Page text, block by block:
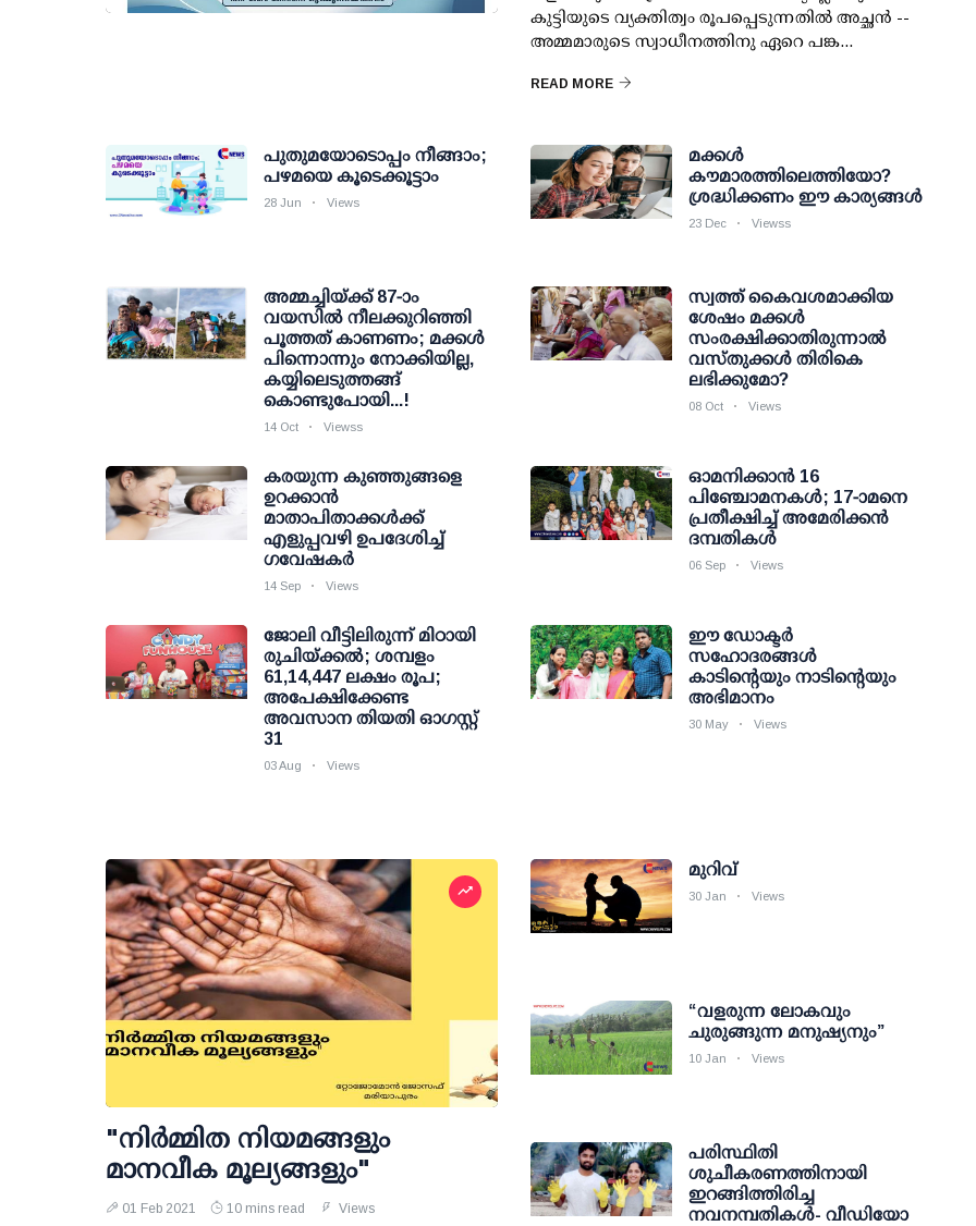
കുട്ടിയുടെ വ്യക്തിത്വം രൂപപ്പെടുന്നതിൽ അച്ഛൻ --
അമ്മമാരുടെ സ്വാധീനത്തിനു ഏറെ പങ്ക...
READ MORE
പുതുമയോടൊപ്പം നീങ്ങാം;
പഴമയെ കൂടെക്കൂട്ടാം
28 Jun Views
മക്കള്‍
കൗമാരത്തിലെത്തിയോ?
ശ്രദ്ധിക്കണം ഈ കാര്യങ്ങള്‍
23 Dec Viewss
അമ്മച്ചിയ്ക്ക് 87-ാം
വയസില്‍ നീലക്കുറിഞ്ഞി
പൂത്തത് കാണണം; മക്കള്‍
പിന്നൊന്നും നോക്കിയില്ല,
കയ്യിലെടുത്തങ്ങ്
കൊണ്ടുപോയി...!
14 Oct Viewss
സ്വത്ത് കൈവശമാക്കിയ
ശേഷം മക്കള്‍
സംരക്ഷിക്കാതിരുന്നാല്‍
വസ്തുക്കള്‍ തിരികെ
ലഭിക്കുമോ?
08 Oct Views
കരയുന്ന കുഞ്ഞുങ്ങളെ
ഉറക്കാൻ
മാതാപിതാക്കൾക്ക്
എളുപ്പവഴി ഉപദേശിച്ച്
ഗവേഷകർ
14 Sep Views
ഓമനിക്കാന്‍ 16
പിഞ്ചോമനകള്‍; 17-ാമനെ
പ്രതീക്ഷിച്ച് അമേരിക്കന്‍
ദമ്പതികള്‍
06 Sep Views
ജോലി വീട്ടിലിരുന്ന് മിഠായി
രുചിയ്ക്കല്‍; ശമ്പളം
61,14,447 ലക്ഷം രൂപ;
അപേക്ഷിക്കേണ്ട
അവസാന തിയതി ഓഗസ്റ്റ്
31
03 Aug Views
ഈ ഡോക്ടര്‍
സഹോദരങ്ങള്‍
കാടിന്റെയും നാടിന്റെയും
അഭിമാനം
30 May Views
"നിർമ്മിത നിയമങ്ങളും
മാനവീക മൂല്യങ്ങളും"
01 Feb 2021 10 mins read Views
മുറിവ്
30 Jan Views
“വളരുന്ന ലോകവും
ചുരുങ്ങുന്ന മനുഷ്യനും”
10 Jan Views
പരിസ്ഥിതി
ശുചീകരണത്തിനായി
ഇറങ്ങിത്തിരിച്ച
നവനമ്പതികള്‍- വീഡിയോ